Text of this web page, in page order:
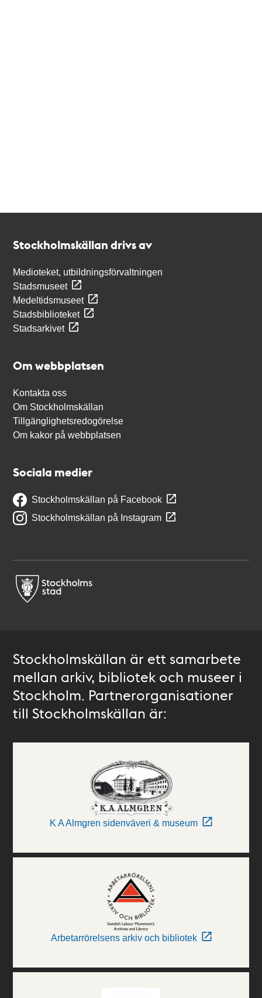
Stockholmskällan drivs av
Medioteket, utbildningsförvaltningen
Stadsmuseet
Medeltidsmuseet
Stadsbiblioteket
Stadsarkivet
Om webbplatsen
Kontakta oss
Om Stockholmskällan
Tillgänglighetsredogörelse
Om kakor på webbplatsen
Sociala medier
Stockholmskällan på Facebook
Stockholmskällan på Instagram
Stockholmskällan är ett samarbete
mellan arkiv, bibliotek och museer i
Stockholm. Partnerorganisationer
till Stockholmskällan är:
K A Almgren sidenväveri & museum
Arbetarrörelsens arkiv och bibliotek